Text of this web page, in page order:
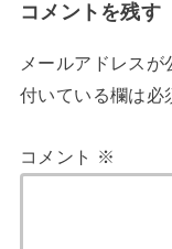
コメントを残す
メールアドレスが
付いている欄は必
コメント ※